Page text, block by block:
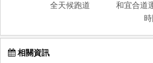
全天候跑道
和宜合道
相關資訊